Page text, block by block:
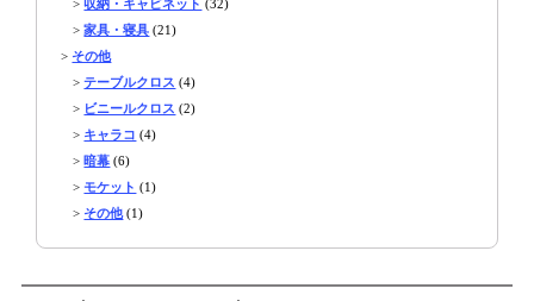
>収納・キャビネット (32)
>家具・寝具 (21)
> その他
>テーブルクロス (4)
> ビニールクロス (2)
> キャラコ (4)
>暗幕 (6)
>モケット (1)
> その他(1)